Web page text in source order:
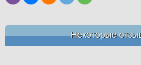
Некоторые